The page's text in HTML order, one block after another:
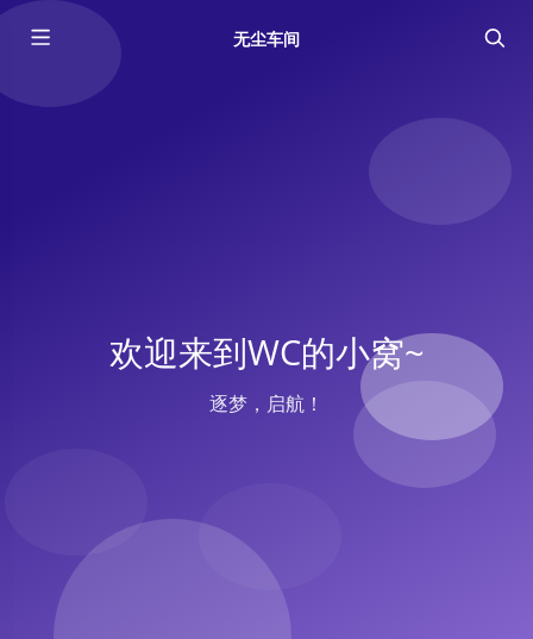
无尘车间
欢迎来到WC的小窝~
逐梦，启航！